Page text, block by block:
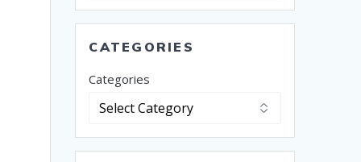
CATEGORIES
Categories